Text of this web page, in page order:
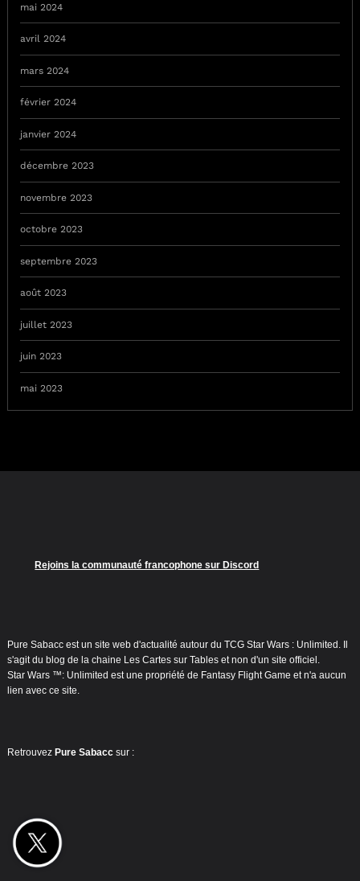
mai 2024
avril 2024
mars 2024
février 2024
janvier 2024
décembre 2023
novembre 2023
octobre 2023
septembre 2023
août 2023
juillet 2023
juin 2023
mai 2023
Rejoins la communauté francophone sur Discord
Pure Sabacc est un site web d'actualité autour du TCG Star Wars : Unlimited. Il
s'agit du blog de la chaine Les Cartes sur Tables et non d'un site officiel.
Star Wars ™: Unlimited est une propriété de Fantasy Flight Game et n'a aucun
lien avec ce site.
Retrouvez Pure Sabacc sur :